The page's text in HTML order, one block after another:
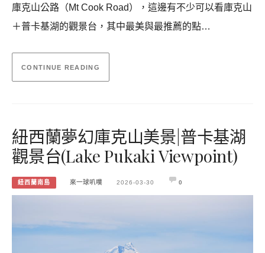
庫克山公路（Mt Cook Road），這邊有不少可以看庫克山
＋普卡基湖的觀景台，其中最美與最推薦的點…
CONTINUE READING
紐西蘭夢幻庫克山美景|普卡基湖
觀景台(Lake Pukaki Viewpoint)
紐西蘭南島 來一球叭噗 2026-03-30 0